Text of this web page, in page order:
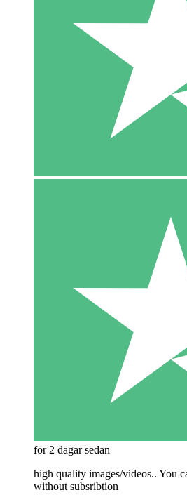
för 2 dagar sedan
high quality images/videos.. You
without subsribtion